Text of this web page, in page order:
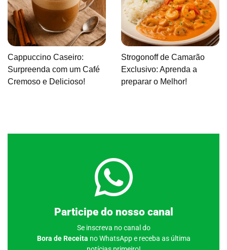
Cappuccino Caseiro:
Surpreenda com um Café
Cremoso e Delicioso!
Strogonoff de Camarão
Exclusivo: Aprenda a
preparar o Melhor!
Participe do nosso canal
Se inscreva no canal do
Bora de Receita no WhatsApp e receba as última
Clique aqui